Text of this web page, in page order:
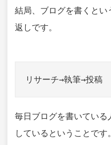
結局、ブログを書くとい
返しです。
リサーチ→執筆→投稿
毎日ブログを書いている
しているということです。